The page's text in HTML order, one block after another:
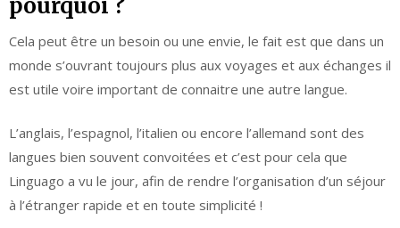
Cela peut être un besoin ou une envie, le fait est que dans un
monde s’ouvrant toujours plus aux voyages et aux échanges il
est utile voire important de connaitre une autre langue.
L’anglais, l’espagnol, l’italien ou encore l’allemand sont des
langues bien souvent convoitées et c’est pour cela que
Linguago a vu le jour, afin de rendre l’organisation d’un séjour
à l’étranger rapide et en toute simplicité !